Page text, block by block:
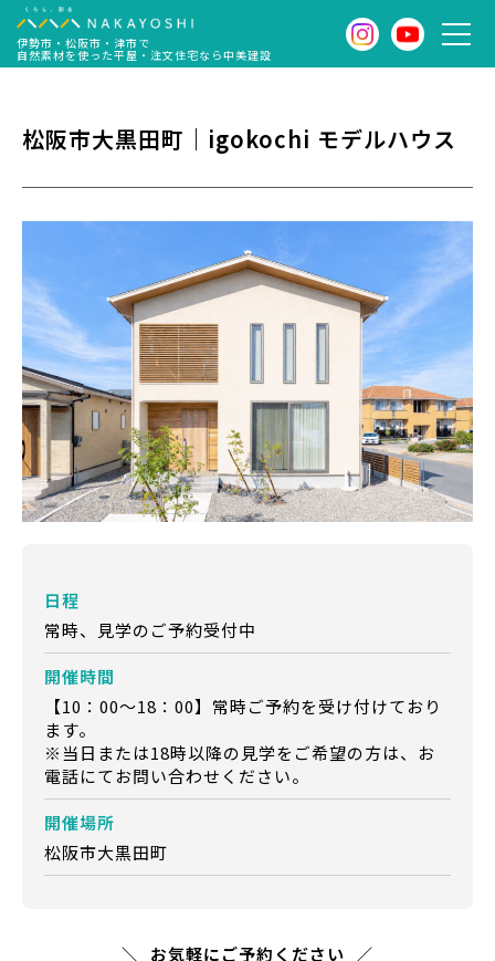
伊勢市・松阪市・津市で
自然素材を使った平屋・注文住宅なら中美建設
松阪市大黒田町｜igokochi モデルハウス
日程
常時、見学のご予約受付中
開催時間
【10：00～18：00】常時ご予約を受け付けており
ます。
※当日または18時以降の見学をご希望の方は、お
電話にてお問い合わせください。
開催場所
松阪市大黒田町
お気軽にご予約ください